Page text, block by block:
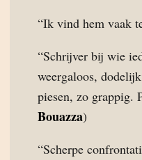
“Ik vind hem vaak
“Schrijver bij wie
weergaloos,
piesen, zo grappig.
Bouazza)
“Scherpe